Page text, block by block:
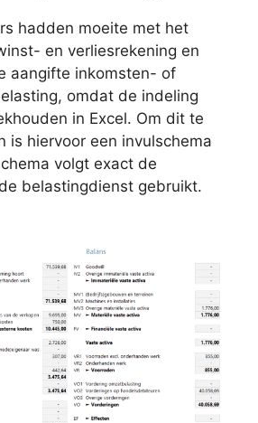
hadden moeite met het
en verliesrekening en
aangifte inkomsten- of
omdat de indeling
in Excel. Om dit te
is hiervoor een invulschema
volgt exact de
belastingdienst gebruikt.